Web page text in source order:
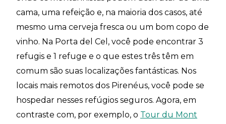
cama, uma refeição e, na maioria dos casos, até
mesmo uma cerveja fresca ou um bom copo de
vinho. Na Porta del Cel, você pode encontrar 3
refugis e 1 refuge e o que estes três têm em
comum são suas localizações fantásticas. Nos
locais mais remotos dos Pirenéus, você pode se
hospedar nesses refúgios seguros. Agora, em
contraste com, por exemplo, o Tour du Mont